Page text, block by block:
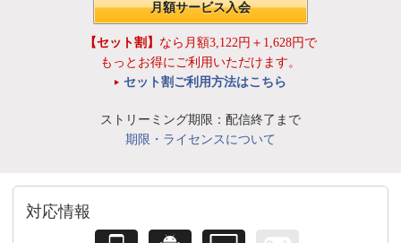
月額サービス入会
【セット割】 なら月額3,122円＋1,628円で
もっとお得にご利用いただけます。
セット割ご利用方法はこちら
ストリーミング期限：配信終了まで
期限・ライセンスについて
対応情報